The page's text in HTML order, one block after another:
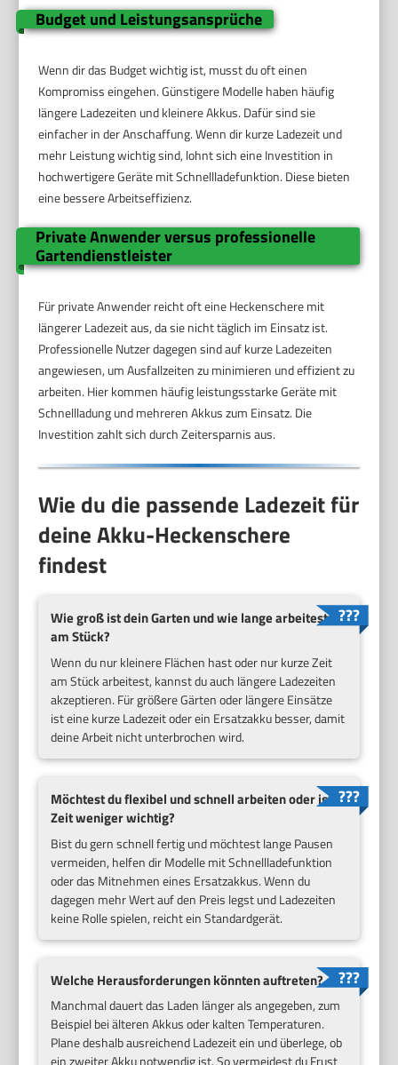
Budget und Leistungsansprüche
Wenn dir das Budget wichtig ist, musst du oft einen
Kompromiss eingehen. Günstigere Modelle haben häufig
längere Ladezeiten und kleinere Akkus. Dafür sind sie
einfacher in der Anschaffung. Wenn dir kurze Ladezeit und
mehr Leistung wichtig sind, lohnt sich eine Investition in
hochwertigere Geräte mit Schnellladefunktion. Diese bieten
eine bessere Arbeitseffizienz.
Private Anwender versus professionelle
Gartendienstleister
Für private Anwender reicht oft eine Heckenschere mit
längerer Ladezeit aus, da sie nicht täglich im Einsatz ist.
Professionelle Nutzer dagegen sind auf kurze Ladezeiten
angewiesen, um Ausfallzeiten zu minimieren und effizient zu
arbeiten. Hier kommen häufig leistungsstarke Geräte mit
Schnellladung und mehreren Akkus zum Einsatz. Die
Investition zahlt sich durch Zeitersparnis aus.
Wie du die passende Ladezeit für
deine Akku-Heckenschere
findest
Wie groß ist dein Garten und wie lange arbeitest du
am Stück?
Wenn du nur kleinere Flächen hast oder nur kurze Zeit
am Stück arbeitest, kannst du auch längere Ladezeiten
akzeptieren. Für größere Gärten oder längere Einsätze
ist eine kurze Ladezeit oder ein Ersatzakku besser, damit
deine Arbeit nicht unterbrochen wird.
Möchtest du flexibel und schnell arbeiten oder ist
Zeit weniger wichtig?
Bist du gern schnell fertig und möchtest lange Pausen
vermeiden, helfen dir Modelle mit Schnellladefunktion
oder das Mitnehmen eines Ersatzakkus. Wenn du
dagegen mehr Wert auf den Preis legst und Ladezeiten
keine Rolle spielen, reicht ein Standardgerät.
Welche Herausforderungen könnten auftreten?
Manchmal dauert das Laden länger als angegeben, zum
Beispiel bei älteren Akkus oder kalten Temperaturen.
Plane deshalb ausreichend Ladezeit ein und überlege, ob